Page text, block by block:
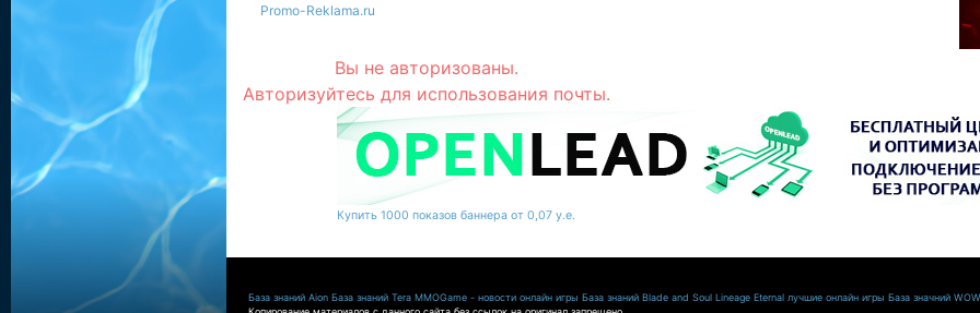
Promo-Reklama.ru
Вы не авторизованы.
Авторизуйтесь для использования почты.
Купить 1000 показов баннера от 0,07 у.е.
База знаний Aion База знаний Tera MMOGame - новости онлайн игры База знаний Blade and Soul Lineage Eternal лучшие онлайн игры База значний WOW